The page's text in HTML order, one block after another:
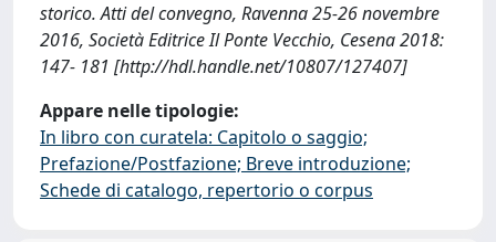
storico. Atti del convegno, Ravenna 25-26 novembre
2016, Società Editrice Il Ponte Vecchio, Cesena 2018:
147- 181 [http://hdl.handle.net/10807/127407]
Appare nelle tipologie:
In libro con curatela: Capitolo o saggio;
Prefazione/Postfazione; Breve introduzione;
Schede di catalogo, repertorio o corpus